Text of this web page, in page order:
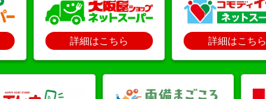
詳細はこちら 詳細はこちら